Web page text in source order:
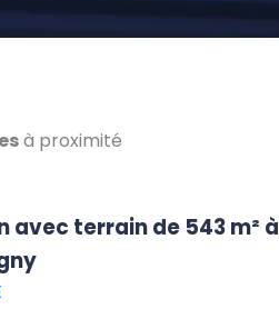
à proximité
avec terrain de 543 m² à